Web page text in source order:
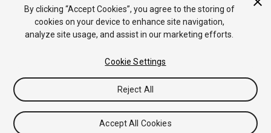
Copyright © 2018 Unity Technologies. Publication 2017.4
Tutorials
Community Answers Knowledge Base Forums
By clicking “Accept Cookies”, you agree to the storing of
cookies on your device to enhance site navigation,
analyze site usage, and assist in our marketing efforts.
Cookie Settings
Reject All
Accept All Cookies